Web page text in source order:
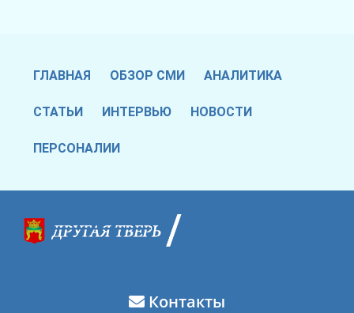
ГЛАВНАЯ ОБЗОР СМИ АНАЛИТИКА
СТАТЬИ ИНТЕРВЬЮ НОВОСТИ
ПЕРСОНАЛИИ
Контакты